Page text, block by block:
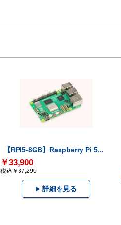
【RPI5-8GB】Raspberry Pi 5...
￥33,900
税込￥37,290
詳細を見る